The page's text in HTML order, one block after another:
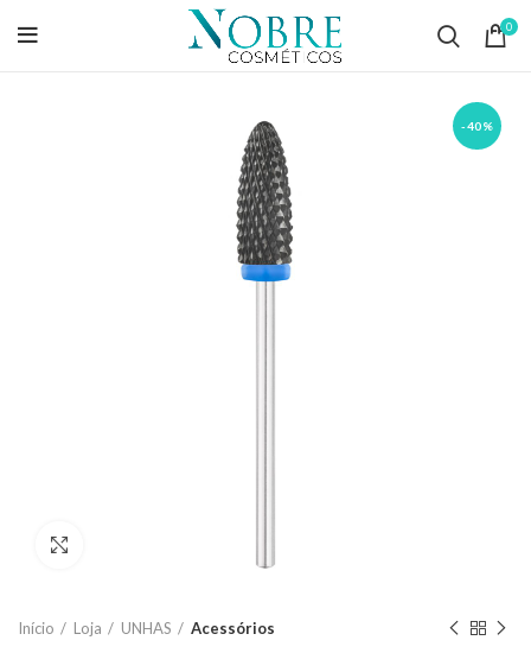
0
-40%
Início Loja UNHAS Acessórios